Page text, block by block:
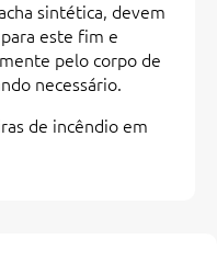
sintética, devem
este fim e
pelo corpo de
necessário.
de incêndio em